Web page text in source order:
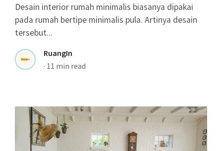
Desain interior rumah minimalis biasanya dipakai
pada rumah bertipe minimalis pula. Artinya desain
tersebut...
RuangIn
· 11 min read